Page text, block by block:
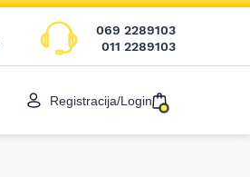
069 2289103
011 2289103
Registracija/Login